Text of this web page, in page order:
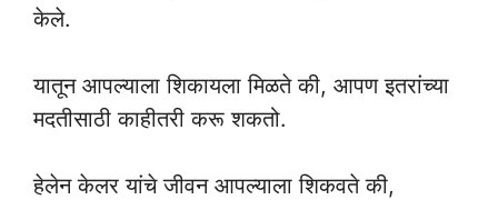
केले.
यातून आपल्याला शिकायला मिळते की, आपण इतरांच्या
मदतीसाठी काहीतरी करू शकतो.
हेलेन केलर यांचे जीवन आपल्याला शिकवते की,